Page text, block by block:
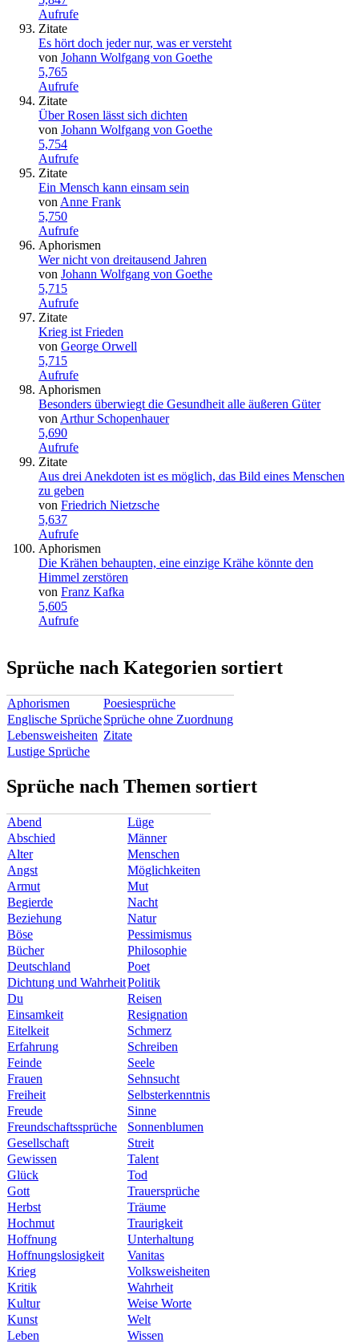
Aufrufe
Zitate
Es hört doch jeder nur, was er versteht
von Johann Wolfgang von Goethe
5,765
Aufrufe
Zitate
Über Rosen lässt sich dichten
von Johann Wolfgang von Goethe
5,754
Aufrufe
Zitate
Ein Mensch kann einsam sein
von Anne Frank
5,750
Aufrufe
Aphorismen
Wer nicht von dreitausend Jahren
von Johann Wolfgang von Goethe
5,715
Aufrufe
Zitate
Krieg ist Frieden
von George Orwell
5,715
Aufrufe
Aphorismen
Besonders überwiegt die Gesundheit alle äußeren Güter
von Arthur Schopenhauer
5,690
Aufrufe
Zitate
Aus drei Anekdoten ist es möglich, das Bild eines Menschen
zu geben
von Friedrich Nietzsche
5,637
Aufrufe
Aphorismen
Die Krähen behaupten, eine einzige Krähe könnte den
Himmel zerstören
von Franz Kafka
5,605
Aufrufe
Sprüche nach Kategorien sortiert
Aphorismen
Poesiesprüche
Englische SprücheSprüche ohne Zuordnung
Lebensweisheiten Zitate
Lustige Sprüche
Sprüche nach Themen sortiert
Abend
Lüge
Abschied
Männer
Alter
Menschen
Angst
Möglichkeiten
Armut
Mut
Begierde
Nacht
Beziehung
Natur
Böse
Pessimismus
Bücher
Philosophie
Deutschland
Poet
Dichtung und WahrheitPolitik
Du
Reisen
Einsamkeit
Resignation
Eitelkeit
Schmerz
Erfahrung
Schreiben
Feinde
Seele
Frauen
Sehnsucht
Freiheit
Selbsterkenntnis
Freude
Sinne
Freundschaftssprüche
Sonnenblumen
Gesellschaft
Streit
Gewissen
Talent
Glück
Tod
Gott
Trauersprüche
Herbst
Träume
Hochmut
Traurigkeit
Hoffnung
Unterhaltung
Hoffnungslosigkeit
Vanitas
Krieg
Volksweisheiten
Kritik
Wahrheit
Kultur
Weise Worte
Kunst
Welt
Leben
Wissen